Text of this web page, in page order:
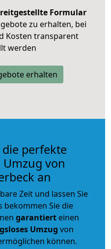
Formular
zu erhalten, bei
Kosten transparent
werden
erhalten
perfekte
von
an
Zeit und lassen Sie
bekommen Sie die
garantiert einen
Umzug von
können.